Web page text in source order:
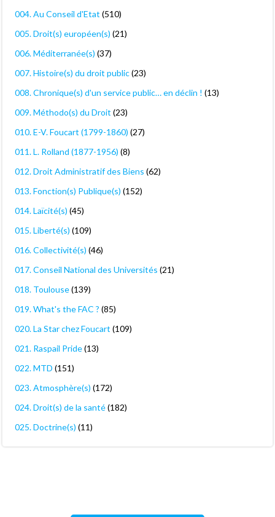
004. Au Conseil d'Etat (510)
005. Droit(s) européen(s) (21)
006. Méditerranée(s) (37)
007. Histoire(s) du droit public(23)
008. Chronique(s) d'un service public… en déclin ! (13)
009. Méthodo(s) du Droit (23)
010. E-V. Foucart (1799-1860) (27)
011. L. Rolland (1877-1956) (8)
012. Droit Administratif des Biens (62)
013. Fonction(s) Publique(s) (152)
014. Laïcité(s) (45)
015. Liberté(s) (109)
016. Collectivité(s) (46)
017. Conseil National des Universités (21)
018. Toulouse(139)
019. What's the FAC ? (85)
020. La Star chez Foucart (109)
021. Raspail Pride(13)
022. MTD (151)
023. Atmosphère(s) (172)
024. Droit(s) de la santé(182)
025. Doctrine(s) (11)